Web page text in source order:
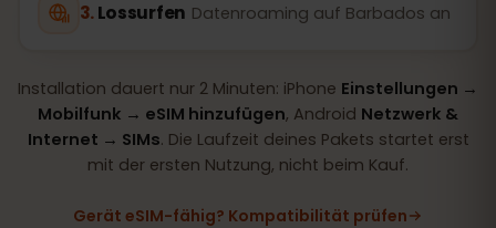
Lossurfen Datenroaming auf Barbados an
Installation dauert nur 2 Minuten: iPhone Einstellungen →
Mobilfunk → eSIM hinzufügen, Android Netzwerk &
Internet → SIMs. Die Laufzeit deines Pakets startet erst
mit der ersten Nutzung, nicht beim Kauf.
Gerät eSIM-fähig? Kompatibilität prüfen